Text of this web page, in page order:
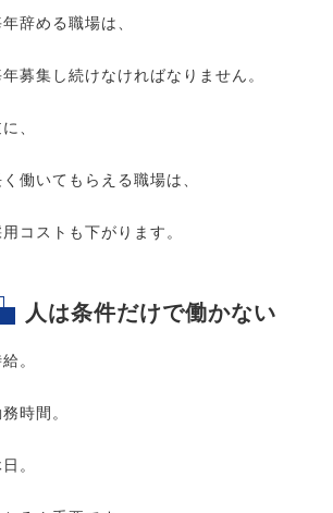
辞める職場は、
募集し続けなければなりません。
、
働いてもらえる職場は、
コストも下がります。
人は条件だけで働かない
。
時間。
。